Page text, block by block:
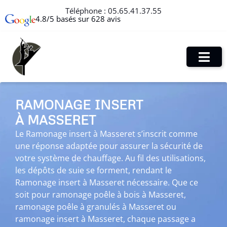
Téléphone : 05.65.41.37.55
4.8/5 basés sur 628 avis
RAMONAGE INSERT
À MASSERET
Le Ramonage insert à Masseret s’inscrit comme
une réponse adaptée pour assurer la sécurité de
votre système de chauffage. Au fil des utilisations,
les dépôts de suie se forment, rendant le
Ramonage insert à Masseret nécessaire. Que ce
soit pour ramonage poêle à bois à Masseret,
ramonage poêle à granulés à Masseret ou
ramonage insert à Masseret, chaque passage a